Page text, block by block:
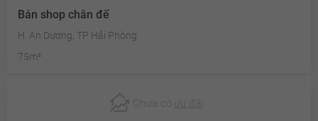
Bán shop chân đế
H. An Dương, TP Hải Phòng
75m²
Chưa có ưu đãi